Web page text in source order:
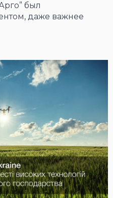
был
даже важнее